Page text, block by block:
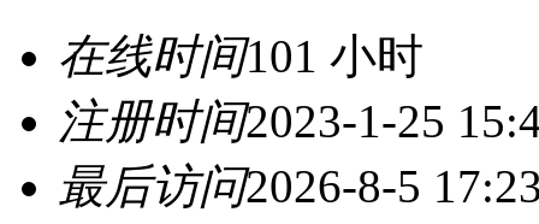
在线时间101 小时
注册时间2023-1-25
最后访问2026-8-5